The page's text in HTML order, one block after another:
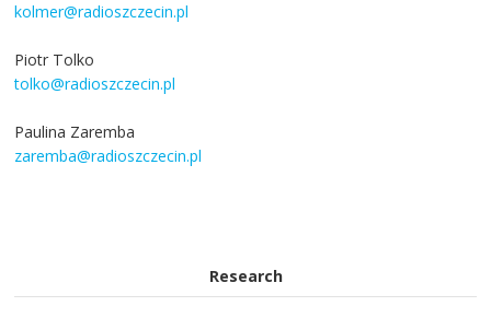
kolmer@radioszczecin.pl
Piotr Tolko
tolko@radioszczecin.pl
Paulina Zaremba
zaremba@radioszczecin.pl
Research